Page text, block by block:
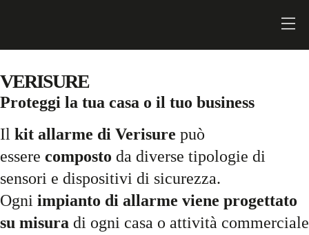
VERISURE
Proteggi la tua casa o il tuo business
Il kit allarme di Verisure può
essere composto da diverse tipologie di
sensori e dispositivi di sicurezza.
Ogni impianto di allarme viene progettato
su misura di ogni casa o attività commerciale